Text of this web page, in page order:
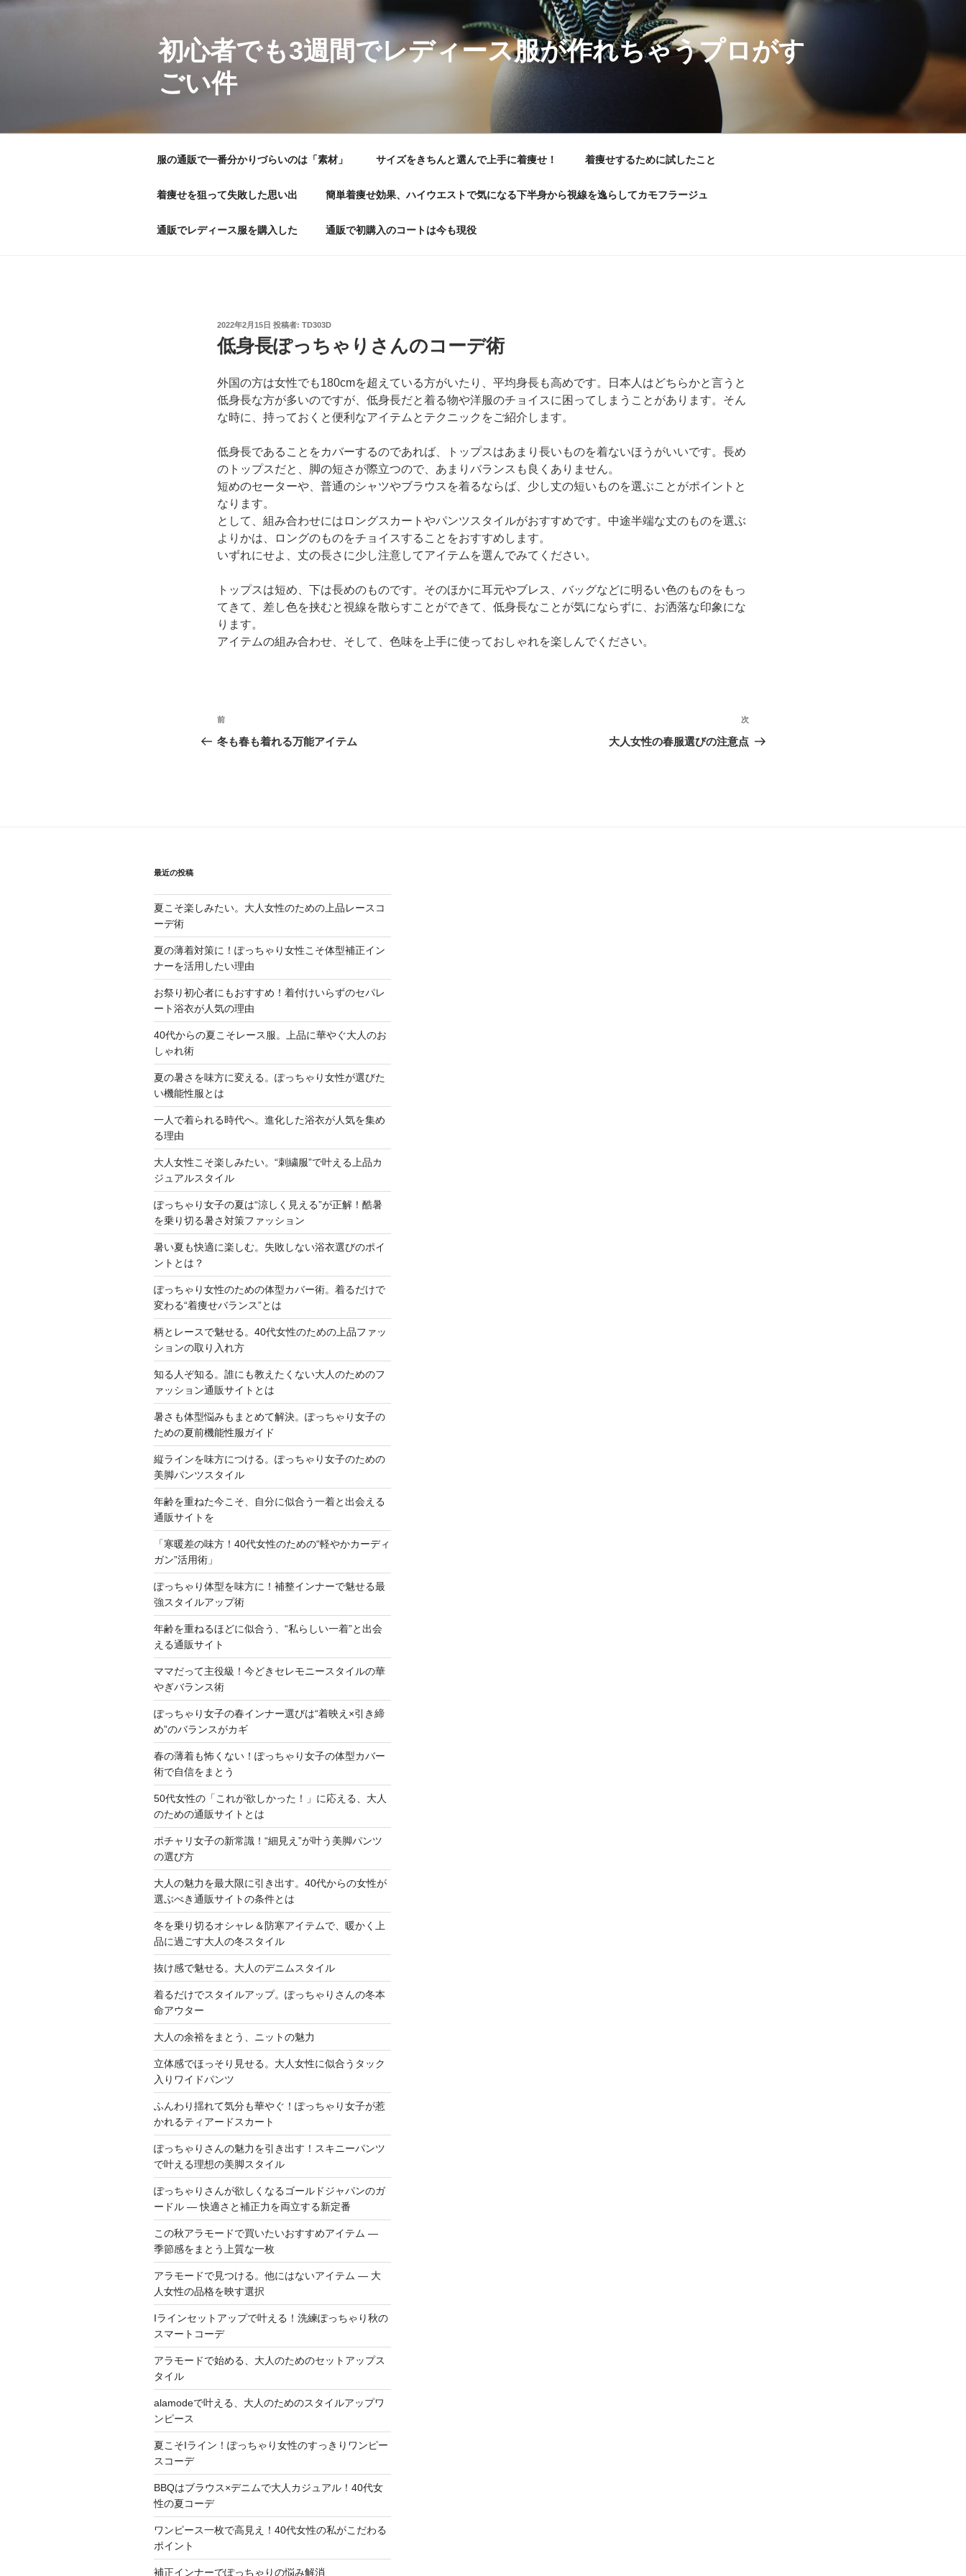
コ
初心者でも3週間でレディース服が作れちゃうプロがす
ごい件
服の通販で一番分かりづらいのは「素材」 サイズをきちんと選んで上手に着痩せ！ 着痩せするために試したこと
着痩せを狙って失敗した思い出 簡単着痩せ効果、ハイウエストで気になる下半身から視線を逸らしてカモフラージュ
通販でレディース服を購入した 通販で初購入のコートは今も現役
投
稿
日:
2022年2月15日 投稿者: TD303D
低身長ぽっちゃりさんのコーデ術
外国の方は女性でも180cmを超えている方がいたり、平均身長も高めです。日本人はどちらかと言うと
低身長な方が多いのですが、低身長だと着る物や洋服のチョイスに困ってしまうことがあります。そん
な時に、持っておくと便利なアイテムとテクニックをご紹介します。
低身長であることをカバーするのであれば、トップスはあまり長いものを着ないほうがいいです。長め
のトップスだと、脚の短さが際立つので、あまりバランスも良くありません。
短めのセーターや、普通のシャツやブラウスを着るならば、少し丈の短いものを選ぶことがポイントと
なります。
として、組み合わせにはロングスカートやパンツスタイルがおすすめです。中途半端な丈のものを選ぶ
よりかは、ロングのものをチョイスすることをおすすめします。
いずれにせよ、丈の長さに少し注意してアイテムを選んでみてください。
トップスは短め、下は長めのものです。そのほかに耳元やブレス、バッグなどに明るい色のものをもっ
てきて、差し色を挟むと視線を散らすことができて、低身長なことが気にならずに、お洒落な印象にな
ります。
アイテムの組み合わせ、そして、色味を上手に使っておしゃれを楽しんでください。
投
稿
ョ
過
去
前
冬も春も着れる万能アイテム
の
次
大人女性の春服選びの注意点
最近の投稿
夏こそ楽しみたい。大人女性のための上品レースコ
ーデ術
夏の薄着対策に！ぽっちゃり女性こそ体型補正イン
ナーを活用したい理由
お祭り初心者にもおすすめ！着付けいらずのセパレ
ート浴衣が人気の理由
40代からの夏こそレース服。上品に華やぐ大人のお
しゃれ術
夏の暑さを味方に変える。ぽっちゃり女性が選びた
い機能性服とは
一人で着られる時代へ。進化した浴衣が人気を集め
る理由
大人女性こそ楽しみたい。“刺繍服”で叶える上品カ
ジュアルスタイル
ぽっちゃり女子の夏は“涼しく見える”が正解！酷暑
を乗り切る暑さ対策ファッション
暑い夏も快適に楽しむ。失敗しない浴衣選びのポイ
ントとは？
ぽっちゃり女性のための体型カバー術。着るだけで
変わる“着痩せバランス”とは
柄とレースで魅せる。40代女性のための上品ファッ
ションの取り入れ方
知る人ぞ知る。誰にも教えたくない大人のためのフ
ァッション通販サイトとは
暑さも体型悩みもまとめて解決。ぽっちゃり女子の
ための夏前機能性服ガイド
縦ラインを味方につける。ぽっちゃり女子のための
美脚パンツスタイル
年齢を重ねた今こそ、自分に似合う一着と出会える
通販サイトを
「寒暖差の味方！40代女性のための“軽やかカーディ
ガン”活用術」
ぽっちゃり体型を味方に！補整インナーで魅せる最
強スタイルアップ術
年齢を重ねるほどに似合う、“私らしい一着”と出会
える通販サイト
ママだって主役級！今どきセレモニースタイルの華
やぎバランス術
ぽっちゃり女子の春インナー選びは“着映え×引き締
め”のバランスがカギ
春の薄着も怖くない！ぽっちゃり女子の体型カバー
術で自信をまとう
50代女性の「これが欲しかった！」に応える、大人
のための通販サイトとは
ポチャリ女子の新常識！“細見え”が叶う美脚パンツ
の選び方
大人の魅力を最大限に引き出す。40代からの女性が
選ぶべき通販サイトの条件とは
冬を乗り切るオシャレ＆防寒アイテムで、暖かく上
品に過ごす大人の冬スタイル
抜け感で魅せる。大人のデニムスタイル
着るだけでスタイルアップ。ぽっちゃりさんの冬本
命アウター
大人の余裕をまとう、ニットの魅力
立体感でほっそり見せる。大人女性に似合うタック
入りワイドパンツ
ふんわり揺れて気分も華やぐ！ぽっちゃり女子が惹
かれるティアードスカート
ぽっちゃりさんの魅力を引き出す！スキニーパンツ
で叶える理想の美脚スタイル
ぽっちゃりさんが欲しくなるゴールドジャパンのガ
ードル ― 快適さと補正力を両立する新定番
この秋アラモードで買いたいおすすめアイテム ―
季節感をまとう上質な一枚
アラモードで見つける。他にはないアイテム ― 大
人女性の品格を映す選択
Iラインセットアップで叶える！洗練ぽっちゃり秋の
スマートコーデ
アラモードで始める、大人のためのセットアップス
タイル
alamodeで叶える、大人のためのスタイルアップワ
ンピース
夏こそIライン！ぽっちゃり女性のすっきりワンピー
スコーデ
BBQはブラウス×デニムで大人カジュアル！40代女
性の夏コーデ
ワンピース一枚で高見え！40代女性の私がこだわる
ポイント
補正インナーでぽっちゃりの悩み解消